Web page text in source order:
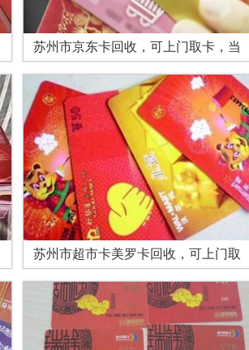
苏州市京东卡回收，可上门取卡，当
苏州市超市卡美罗卡回收，可上门取